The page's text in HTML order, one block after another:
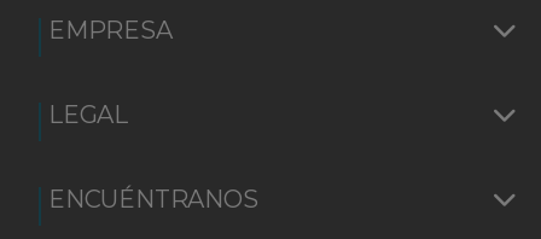
EMPRESA
LEGAL
ENCUÉNTRANOS